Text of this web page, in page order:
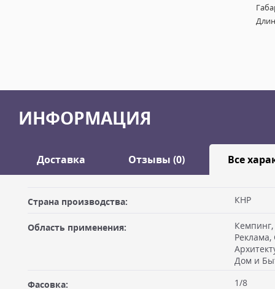
ИНФОРМАЦИЯ
Доставка Отзывы (0) Все
ДОСТАВКА
Самовывоз из офиса
Вы можете забрать товар из офиса (метро "Бутырская") после
оплатив на месте. Для получения товара по счёту Вам
себе доверенность или печать организации плательщика,
Оставить отзыв
Ваше имя
Страна производства: КНР
Область применения:
Реклама,
Дом и
Фасовка: 1/8